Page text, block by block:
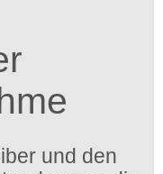
und den